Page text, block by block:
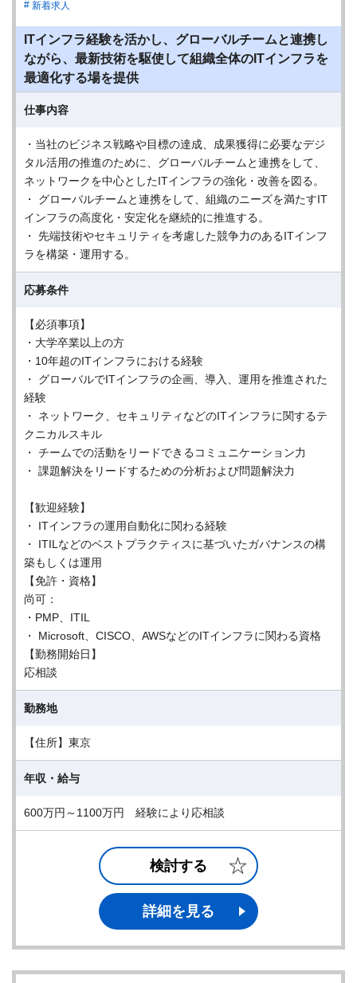
新着求人
ITインフラ経験を活かし、グローバルチームと連携し
ながら、最新技術を駆使して組織全体のITインフラを
最適化する場を提供
仕事内容
・当社のビジネス戦略や目標の達成、成果獲得に必要なデジ
タル活用の推進のために、グローバルチームと連携をして、
ネットワークを中心としたITインフラの強化・改善を図る。
・ グローバルチームと連携をして、組織のニーズを満たすIT
インフラの高度化・安定化を継続的に推進する。
・ 先端技術やセキュリティを考慮した競争力のあるITインフ
ラを構築・運用する。
応募条件
【必須事項】
・大学卒業以上の方
・10年超のITインフラにおける経験
・ グローバルでITインフラの企画、導入、運用を推進された
経験
・ ネットワーク、セキュリティなどのITインフラに関するテ
クニカルスキル
・ チームでの活動をリードできるコミュニケーション力
・ 課題解決をリードするための分析および問題解決力
【歓迎経験】
・ ITインフラの運用自動化に関わる経験
・ ITILなどのベストプラクティスに基づいたガバナンスの構
築もしくは運用
【免許・資格】
尚可：
・PMP、ITIL
・ Microsoft、CISCO、AWSなどのITインフラに関わる資格
【勤務開始日】
応相談
勤務地
【住所】東京
年収・給与
600万円～1100万円 経験により応相談
検討する
詳細を見る